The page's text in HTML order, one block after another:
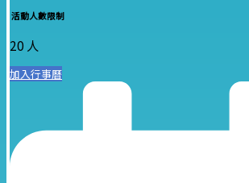
活動人數限制
20 人
加入行事曆